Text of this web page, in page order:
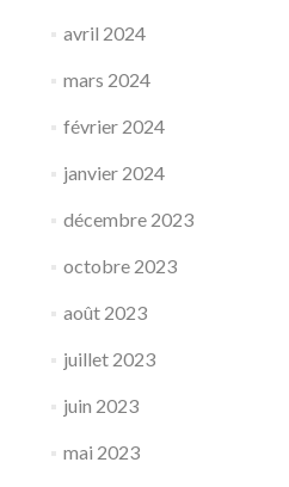
avril 2024
mars 2024
février 2024
janvier 2024
décembre 2023
octobre 2023
août 2023
juillet 2023
juin 2023
mai 2023